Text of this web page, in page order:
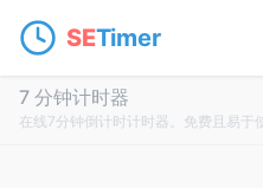
SETimer
7 分钟计时器
在线7分钟倒计时计时器。免费且易于